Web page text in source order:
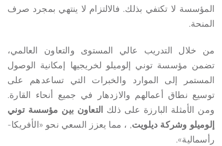
المؤسسة لا تكتفي بذلك. فالالتزام لا ينتهي بمجرد صرف
المنحة.
من خلال التدريب عالي المستوى والتعاون العالمي،
تضمن مؤسسة توني إلوميلو لخريجيها إمكانية الوصول
المستمر إلى الموارد والخبرات التي تساعدهم على
توسيع نطاق أعمالهم والازدهار في جميع أنحاء القارة.
ومن الأمثلة البارزة على ذلك التعاون بين مؤسسة توني
إلوميلو وشركة ديلويت, ، مما يعزز السعي نحو «الأفريكا-
رأسمالية».